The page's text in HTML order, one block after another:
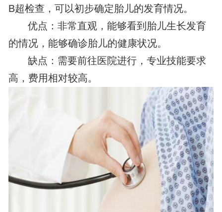
B超检查，可以初步确定胎儿的发育情况。
优点：非常直观，能够看到胎儿生长发育
的情况，能够确诊胎儿的健康状况。
缺点：需要前往医院进行，专业技能要求
高，费用相对较高。